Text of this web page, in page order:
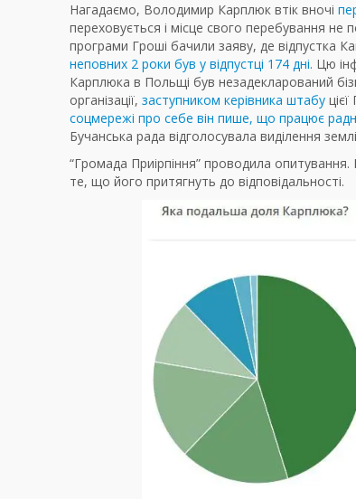
Нагадаємо, Володимир Карплюк втік вночі
переховується і місце свого перебування не
програми Гроші бачили заяву, де відпустка
неповних 2 роки був у відпустці 174 дні. Цю
Карплюка в Польщі був незадекларований
організації, заступником керівника штабу
соцмережі про себе він пише, що працює
Бучанська рада відголосувала виділення
“Громада Приірпіння” проводила
те, що його притягнуть до відповідальності.